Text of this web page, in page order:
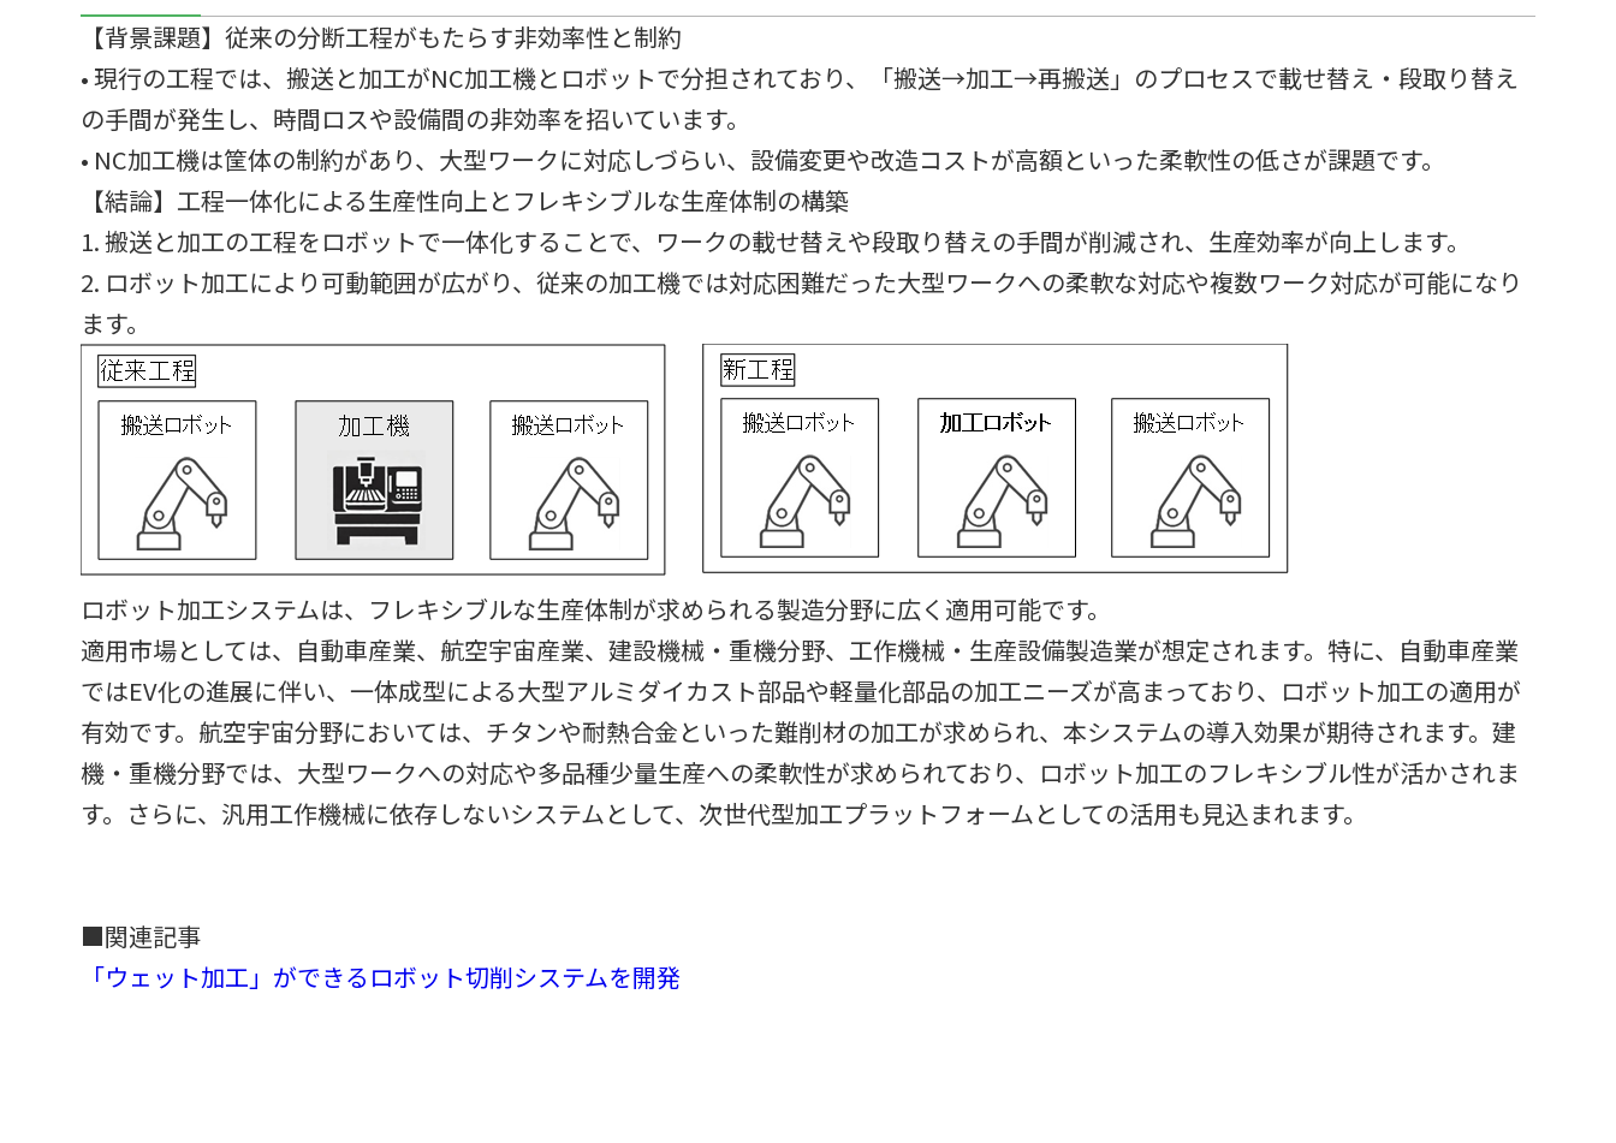
【背景課題】従来の分断工程がもたらす非効率性と制約
• 現行の工程では、搬送と加工がNC加工機とロボットで分担されており、「搬送→加工→再搬送」のプロセスで載せ替え・段取り替え
の手間が発生し、時間ロスや設備間の非効率を招いています。
• NC加工機は筐体の制約があり、大型ワークに対応しづらい、設備変更や改造コストが高額といった柔軟性の低さが課題です。
【結論】工程一体化による生産性向上とフレキシブルな生産体制の構築
1. 搬送と加工の工程をロボットで一体化することで、ワークの載せ替えや段取り替えの手間が削減され、生産効率が向上します。
2. ロボット加工により可動範囲が広がり、従来の加工機では対応困難だった大型ワークへの柔軟な対応や複数ワーク対応が可能になり
ます。
ロボット加工システムは、フレキシブルな生産体制が求められる製造分野に広く適用可能です。
適用市場としては、自動車産業、航空宇宙産業、建設機械・重機分野、工作機械・生産設備製造業が想定されます。特に、自動車産業
ではEV化の進展に伴い、一体成型による大型アルミダイカスト部品や軽量化部品の加工ニーズが高まっており、ロボット加工の適用が
有効です。航空宇宙分野においては、チタンや耐熱合金といった難削材の加工が求められ、本システムの導入効果が期待されます。建
機・重機分野では、大型ワークへの対応や多品種少量生産への柔軟性が求められており、ロボット加工のフレキシブル性が活かされま
す。さらに、汎用工作機械に依存しないシステムとして、次世代型加工プラットフォームとしての活用も見込まれます。
■関連記事
「ウェット加工」ができるロボット切削システムを開発